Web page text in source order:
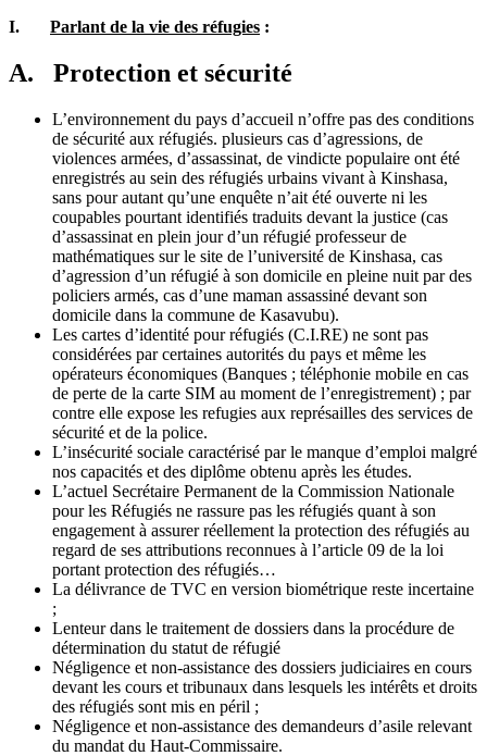
I. Parlant de la vie des réfugies :
A. Protection et sécurité
L’environnement du pays d’accueil n’offre pas des conditions
de sécurité aux réfugiés. plusieurs cas d’agressions, de
violences armées, d’assassinat, de vindicte populaire ont été
enregistrés au sein des réfugiés urbains vivant à Kinshasa,
sans pour autant qu’une enquête n’ait été ouverte ni les
coupables pourtant identifiés traduits devant la justice (cas
d’assassinat en plein jour d’un réfugié professeur de
mathématiques sur le site de l’université de Kinshasa, cas
d’agression d’un réfugié à son domicile en pleine nuit par des
policiers armés, cas d’une maman assassiné devant son
domicile dans la commune de Kasavubu).
Les cartes d’identité pour réfugiés (C.I.RE) ne sont pas
considérées par certaines autorités du pays et même les
opérateurs économiques (Banques ; téléphonie mobile en cas
de perte de la carte SIM au moment de l’enregistrement) ; par
contre elle expose les refugies aux représailles des services de
sécurité et de la police.
L’insécurité sociale caractérisé par le manque d’emploi malgré
nos capacités et des diplôme obtenu après les études.
L’actuel Secrétaire Permanent de la Commission Nationale
pour les Réfugiés ne rassure pas les réfugiés quant à son
engagement à assurer réellement la protection des réfugiés au
regard de ses attributions reconnues à l’article 09 de la loi
portant protection des réfugiés…
La délivrance de TVC en version biométrique reste incertaine
;
Lenteur dans le traitement de dossiers dans la procédure de
détermination du statut de réfugié
Négligence et non-assistance des dossiers judiciaires en cours
devant les cours et tribunaux dans lesquels les intérêts et droits
des réfugiés sont mis en péril ;
Négligence et non-assistance des demandeurs d’asile relevant
du mandat du Haut-Commissaire.